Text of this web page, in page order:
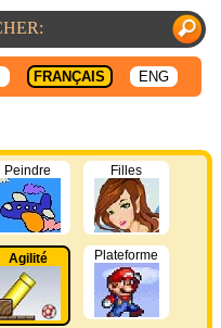
FRANÇAIS ENG
Peindre Filles
Agilité Plateforme